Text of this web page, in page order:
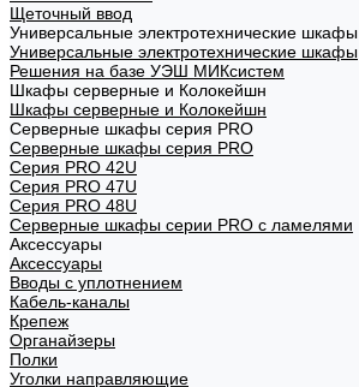
Щеточный ввод
Универсальные электротехнические шкафы
Универсальные электротехнические шкафы
Решения на базе УЭШ МИКсистем
Шкафы серверные и Колокейшн
Шкафы серверные и Колокейшн
Серверные шкафы серия PRO
Серверные шкафы серия PRO
Серия PRO 42U
Серия PRO 47U
Серия PRO 48U
Серверные шкафы серии PRO с ламелями
Аксессуары
Аксессуары
Вводы с уплотнением
Кабель-каналы
Крепеж
Органайзеры
Полки
Уголки направляющие